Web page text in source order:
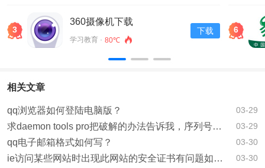
3
360摄像机下载
学习教育 · 80℃
下载 6
相关文章
qq浏览器如何登陆电脑版？ 03-29
求daemon tools pro把破解的办法告诉我，序列号也可以？ 03-29
qq电子邮箱格式如何写？ 03-30
ie访问某些网站时出现此网站的安全证书有问题如何解决？ 03-30